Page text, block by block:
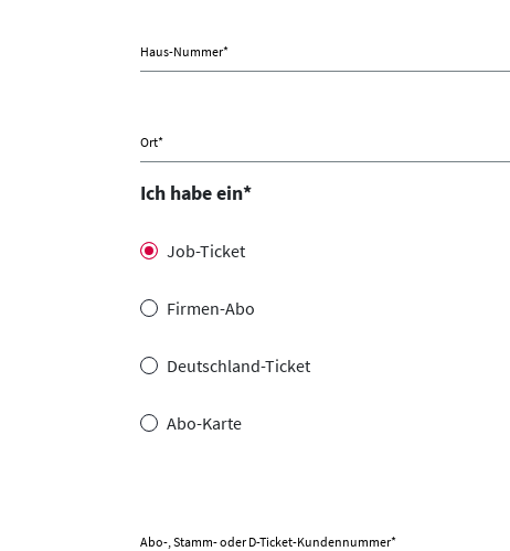
Haus-Nummer*
Ort*
Ich habe ein*
Job-Ticket
Firmen-Abo
Deutschland-Ticket
Abo-Karte
Abo-, Stamm- oder D-Ticket-Kundennummer*